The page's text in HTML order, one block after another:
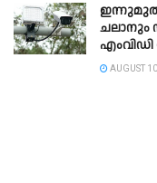
ചലാനും
AUGUST